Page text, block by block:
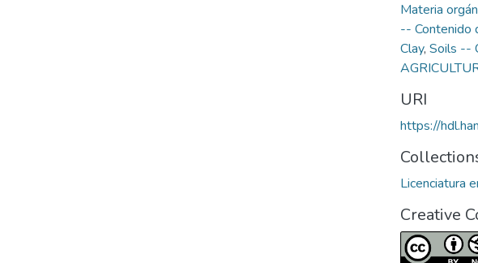
Materia
-- Contenido
Clay, Soils --
URI
https://
Licenciatura
Creative